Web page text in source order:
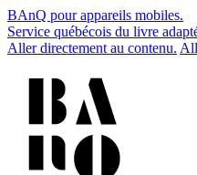
BAnQ pour appareils mobiles.
Service québécois du livre
Aller directement au contenu.